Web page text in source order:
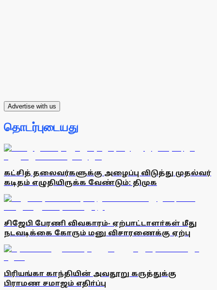
Advertise with us
தொடர்புடையது
கட்சித் தலைவர்களுக்கு அழைப்பு விடுத்து முதல்வர்
கடிதம் எழுதியிருக்க வேண்டும்: திமுக
சிஜேபி பேரணி விவகாரம்- ஏற்பாட்டாளா்கள் மீது
நடவடிக்கை கோரும் மனு விசாரணைக்கு ஏற்பு
பிரியங்கா காந்தியின் அவதூறு கருத்துக்கு
பிராமண சமாஜம் எதிா்ப்பு